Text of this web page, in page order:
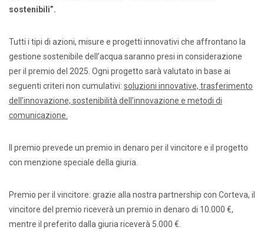
sostenibili”.
Tutti i tipi di azioni, misure e progetti innovativi che affrontano la
gestione sostenibile dell’acqua saranno presi in considerazione
per il premio del 2025. Ogni progetto sarà valutato in base ai
seguenti criteri non cumulativi: soluzioni innovative, trasferimento
dell’innovazione, sostenibilità dell’innovazione e metodi di
comunicazione.
Il premio prevede un premio in denaro per il vincitore e il progetto
con menzione speciale della giuria.
Premio per il vincitore: grazie alla nostra partnership con Corteva, il
vincitore del premio riceverà un premio in denaro di 10.000 €,
mentre il preferito dalla giuria riceverà 5.000 €.